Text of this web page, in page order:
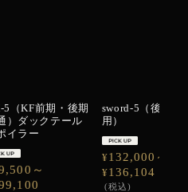
5（KF前期・後期
）ダックテール
イラー
～
sword-5（後期車
用）
¥132,000～
¥136,104
(税込)